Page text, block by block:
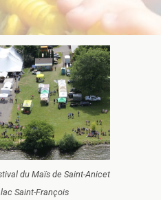
du Maïs de Saint-Anicet
Saint-François